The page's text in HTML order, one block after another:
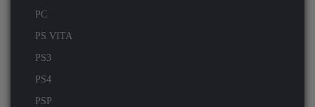
PC
PS VITA
PS3
PS4
PSP